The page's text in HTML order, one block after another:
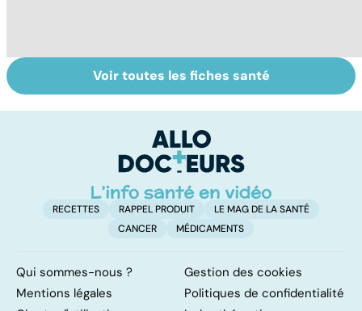
démangeaisons :
La face cachée
de la cortisone
Voir toutes les fiches santé
RECETTES RAPPEL PRODUIT
LE MAG DE LA SANTÉ
CANCER
MÉDICAMENTS
Qui sommes-nous ?
Gestion des cookies
Mentions légales
Politiques de confidentialité